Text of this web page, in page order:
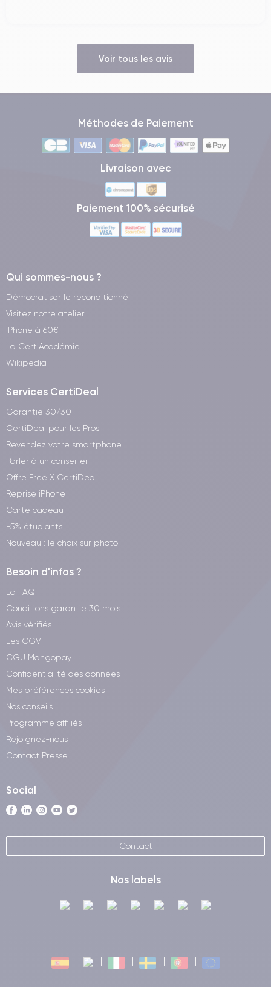
Voir tous les avis
Méthodes de Paiement
Livraison avec
Paiement 100% sécurisé
Qui sommes-nous ?
Démocratiser le reconditionné
Visitez notre atelier
iPhone à 60€
La CertiAcadémie
Wikipedia
Services CertiDeal
Garantie 30/30
CertiDeal pour les Pros
Revendez votre smartphone
Parler à un conseiller
Offre Free X CertiDeal
Reprise iPhone
Carte cadeau
-5% étudiants
Nouveau : le choix sur photo
Besoin d'infos ?
La FAQ
Conditions garantie 30 mois
Avis vérifiés
Les CGV
CGU Mangopay
Confidentialité des données
Mes préférences cookies
Nos conseils
Programme affiliés
Rejoignez-nous
Contact Presse
Social
Contact
Nos labels